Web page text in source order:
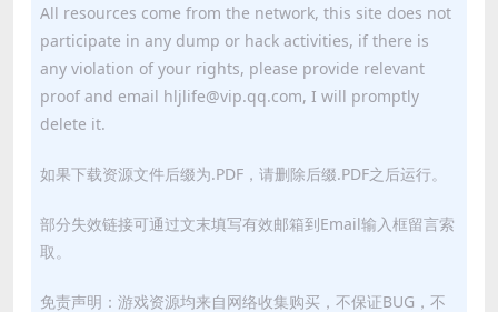
All resources come from the network, this site does not
participate in any dump or hack activities, if there is
any violation of your rights, please provide relevant
proof and email hljlife@vip.qq.com, I will promptly
delete it.
如果下载资源文件后缀为.PDF，请删除后缀.PDF之后运行。
部分失效链接可通过文末填写有效邮箱到Email输入框留言索
取。
免责声明：游戏资源均来自网络收集购买，不保证BUG，不